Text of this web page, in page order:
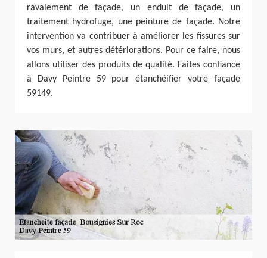
ravalement de façade, un enduit de façade, un
traitement hydrofuge, une peinture de façade. Notre
intervention va contribuer à améliorer les fissures sur
vos murs, et autres détériorations. Pour ce faire, nous
allons utiliser des produits de qualité. Faites confiance
à Davy Peintre 59 pour étanchéifier votre façade
59149.